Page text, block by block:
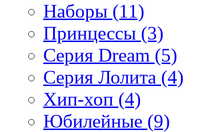
Наборы (11)
Принцессы (3)
Серия Dream (5)
Серия Лолита (4)
Хип-хоп (4)
Юбилейные (9)